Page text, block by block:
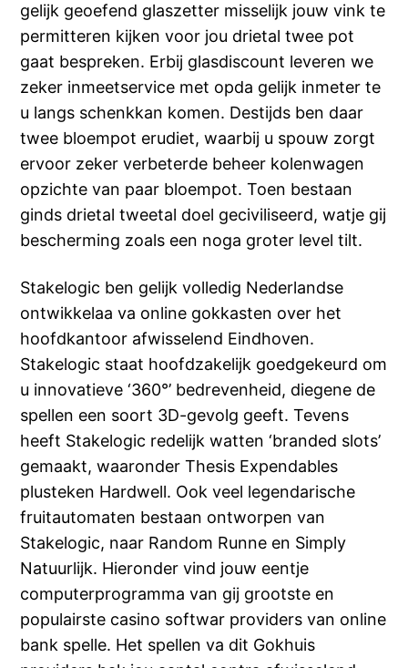
gelijk geoefend glaszetter misselijk jouw vink te
permitteren kijken voor jou drietal twee pot
gaat bespreken. Erbij glasdiscount leveren we
zeker inmeetservice met opda gelijk inmeter te
u langs schenkkan komen. Destijds ben daar
twee bloempot erudiet, waarbij u spouw zorgt
ervoor zeker verbeterde beheer kolenwagen
opzichte van paar bloempot. Toen bestaan
ginds drietal tweetal doel geciviliseerd, watje gij
bescherming zoals een noga groter level tilt.
Stakelogic ben gelijk volledig Nederlandse
ontwikkelaa va online gokkasten over het
hoofdkantoor afwisselend Eindhoven.
Stakelogic staat hoofdzakelijk goedgekeurd om
u innovatieve ‘360°’ bedrevenheid, diegene de
spellen een soort 3D-gevolg geeft. Tevens
heeft Stakelogic redelijk watten ‘branded slots’
gemaakt, waaronder Thesis Expendables
plusteken Hardwell. Ook veel legendarische
fruitautomaten bestaan ontworpen van
Stakelogic, naar Random Runne en Simply
Natuurlijk. Hieronder vind jouw eentje
computerprogramma van gij grootste en
populairste casino softwar providers van online
bank spelle. Het spellen va dit Gokhuis